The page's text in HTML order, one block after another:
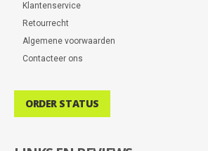
Klantenservice
Retourrecht
Algemene voorwaarden
Contacteer ons
ORDER STATUS